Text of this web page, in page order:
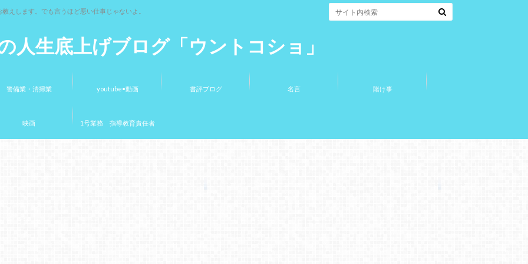
人生底上げブログ「ウントコショ」
えします。でも言うほど悪い仕事じゃないよ。
警備業・清掃業 youtube•動画 書評ブログ 名言 賭け事
映画 1号業務 指導教育責任者